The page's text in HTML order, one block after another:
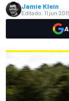
Jamie Klein
Editado: 11 jun